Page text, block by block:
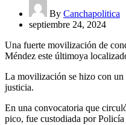
By Canchapolitica
septiembre 24, 2024
Una fuerte movilización de
Méndez este últimoya
La movilización se hizo con un
justicia.
En una convocatoria que
pico, fue custodiada por